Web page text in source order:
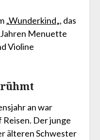
„Wunderkind„, das
Menuette
Violine
an war
Der junge
älteren Schwester